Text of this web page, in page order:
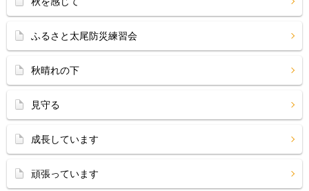
ふるさと太尾防災練習会
秋晴れの下
見守る
成長しています
頑張っています